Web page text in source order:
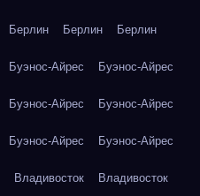
Берлин Берлин Берлин
Буэнос-Айрес Буэнос-Айрес
Буэнос-Айрес Буэнос-Айрес
Буэнос-Айрес Буэнос-Айрес
Владивосток Владивосток